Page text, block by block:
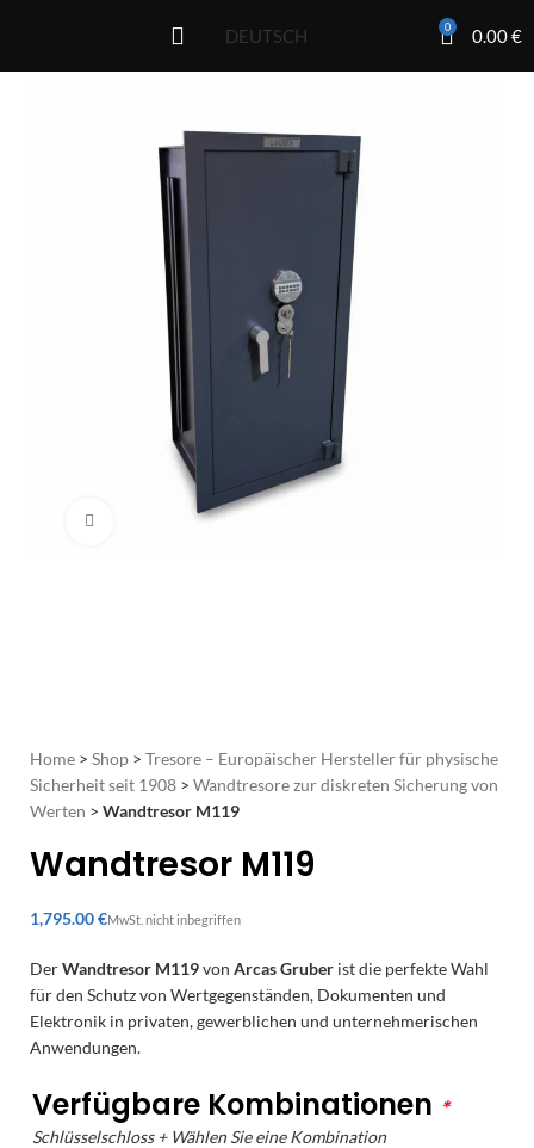
DEUTSCH 0 0.00€
Click to enlarge
Home > Shop > Tresore – Europäischer Hersteller für physische
Sicherheit seit 1908 > Wandtresore zur diskreten Sicherung von
Werten > Wandtresor M119
Wandtresor M119
€
DerWandtresor M119von Arcas Gruber ist die perfekte Wahl
für den Schutz von Wertgegenständen, Dokumenten und
Elektronik in privaten, gewerblichen und unternehmerischen
Anwendungen.
Verfügbare Kombinationen *
Schlüsselschloss + Wählen Sie eine Kombination